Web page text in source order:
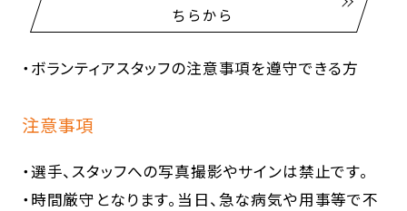
ちらから
・ボランティアスタッフの注意事項を遵守できる方
注意事項
・選手、スタッフへの写真撮影やサインは禁止です。
・時間厳守となります。当日、急な病気や用事等で不